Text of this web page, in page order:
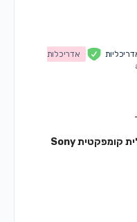
אדריכלות
<font size="4">מצלמה דיגיטלית קומפקטית Sony